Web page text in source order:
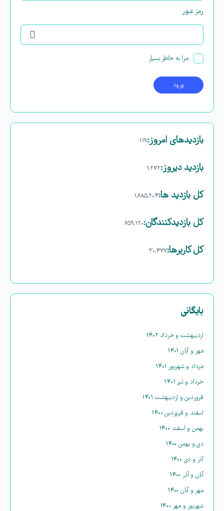
رمز عبور
مرا به خاطر بسپار
بازدیدهای امروز:۱۱۹
بازدید دیروز:۱,۲۷۲
کل بازدید ها:۱,۶۸۵,۲۰۴
کل بازدیدکنند‌گان:۶۵۹,۱۲۰
کل کاربرها:۳۰,۴۷۷
بایگانی
اردیبهشت و خرداد ۱۴۰۲
مهر و آبان ۱۴۰۱
مرداد و شهریور ۱۴۰۱
خرداد و تیر ۱۴۰۱
فروردین و اردیبهشت ۱۴۰۱
اسفند و فروردین ۱۴۰۰
بهمن و اسفند ۱۴۰۰
دی و بهمن ۱۴۰۰
آذر و دی ۱۴۰۰
آبان و آذر ۱۴۰۰
مهر و آبان ۱۴۰۰
شهریور و مهر ۱۴۰۰